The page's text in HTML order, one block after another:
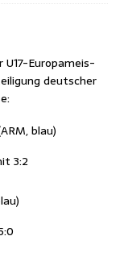
Euro­pa­meis­
deut­scher
blau)
3:2